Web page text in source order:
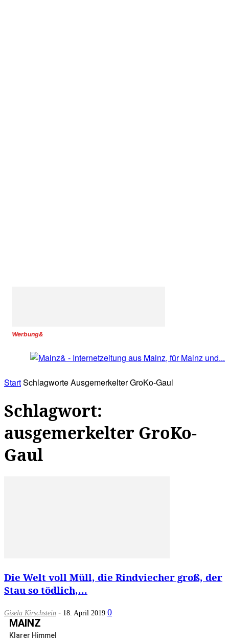
Werbung&
StartSchlagworteAusgemerkelter GroKo-Gaul
Schlagwort:
ausgemerkelter GroKo-
Gaul
Die Welt voll Müll, die Rindviecher groß, der
Stau so tödlich,...
Gisela Kirschstein - 18. April 2019 0
MAINZ
Klarer Himmel